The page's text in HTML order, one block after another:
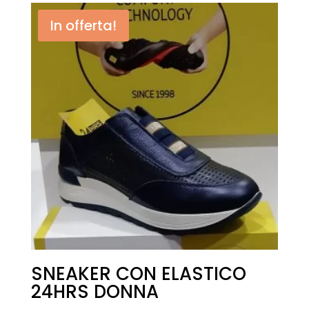
era:
€ 55,00.
è:
€ 25,00.
In offerta!
SNEAKER CON ELASTICO
24HRS DONNA